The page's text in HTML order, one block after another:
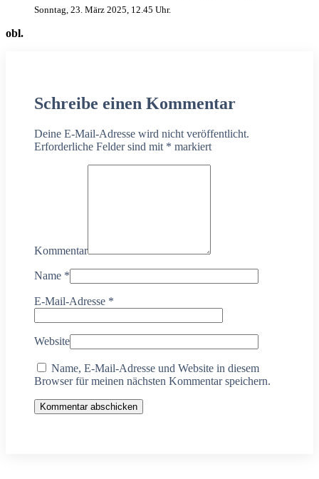
Sonntag, 23. März 2025, 12.45 Uhr.
obl.
Schreibe einen Kommentar
Deine E-Mail-Adresse wird nicht veröffentlicht.
Erforderliche Felder sind mit * markiert
Kommentar
Name *
E-Mail-Adresse *
Website
Name, E-Mail-Adresse und Website in diesem
Browser für meinen nächsten Kommentar speichern.
Kommentar abschicken